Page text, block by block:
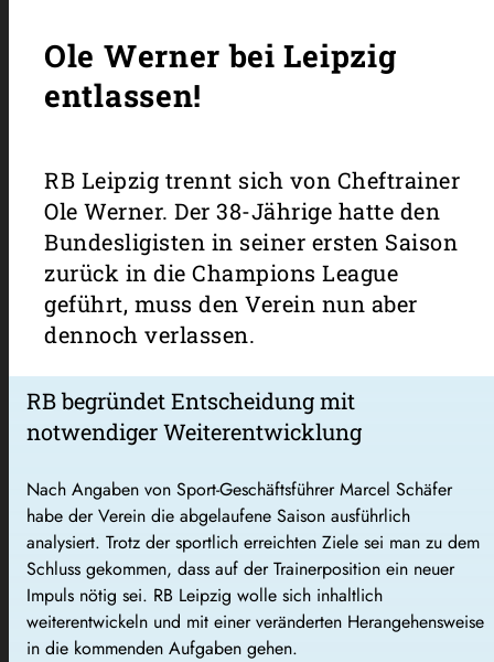
Ole Werner bei Leipzig
entlassen!
RB Leipzig trennt sich von Cheftrainer
Ole Werner. Der 38-Jährige hatte den
Bundesligisten in seiner ersten Saison
zurück in die Champions League
geführt, muss den Verein nun aber
dennoch verlassen.
RB begründet Entscheidung mit
notwendiger Weiterentwicklung
Nach Angaben von Sport-Geschäftsführer Marcel Schäfer
habe der Verein die abgelaufene Saison ausführlich
analysiert. Trotz der sportlich erreichten Ziele sei man zu dem
Schluss gekommen, dass auf der Trainerposition ein neuer
Impuls nötig sei. RB Leipzig wolle sich inhaltlich
weiterentwickeln und mit einer veränderten Herangehensweise
in die kommenden Aufgaben gehen.